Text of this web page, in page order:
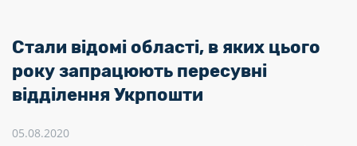
Відділення
Філателія
Кар’єра
Стали відомі області, в яких цього
року запрацюють пересувні
відділення Укрпошти
05.08.2020